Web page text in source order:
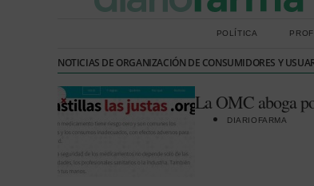
POLÍTICA
NOTICIAS DE ORGANIZACIÓN DE CONSUMIDORES Y
La OMC aboga
DIARIOFARMA